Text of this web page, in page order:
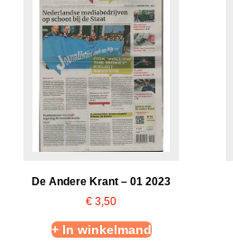
De Andere Krant – 01 2023
€ 3,50
+ In winkelmand